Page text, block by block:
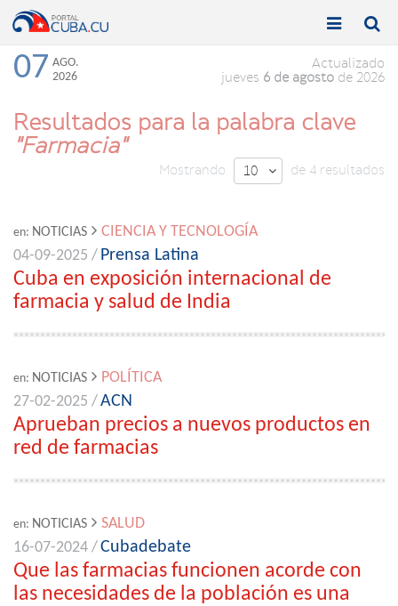
Toggle

Toggle

07 AGO.
2026
Actualizado
jueves 6 de agosto de 2026
Resultados para la palabra clave
"Farmacia"
Mostrando 10  de 4 resultados
en: NOTICIAS
CIENCIA Y TECNOLOGÍA
04-09-2025 / Prensa Latina
Cuba en exposición internacional de
farmacia y salud de India
en: NOTICIAS
POLÍTICA
27-02-2025 /ACN
Aprueban precios a nuevos productos en
red de farmacias
en: NOTICIAS
SALUD
16-07-2024 /Cubadebate
Que las farmacias funcionen acorde con
las necesidades de la población es una